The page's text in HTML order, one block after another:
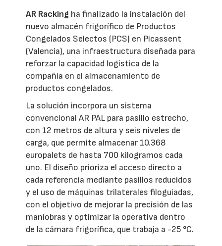
AR Racking ha finalizado la instalación del
nuevo almacén frigorífico de Productos
Congelados Selectos (PCS) en Picassent
(Valencia), una infraestructura diseñada para
reforzar la capacidad logística de la
compañía en el almacenamiento de
productos congelados.
La solución incorpora un sistema
convencional AR PAL para pasillo estrecho,
con 12 metros de altura y seis niveles de
carga, que permite almacenar 10.368
europalets de hasta 700 kilogramos cada
uno. El diseño prioriza el acceso directo a
cada referencia mediante pasillos reducidos
y el uso de máquinas trilaterales filoguiadas,
con el objetivo de mejorar la precisión de las
maniobras y optimizar la operativa dentro
de la cámara frigorífica, que trabaja a -25 °C.